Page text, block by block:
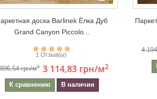
доска Barlinek Ёлка Дуб
Grand Canyon Piccolo...
1 Отзыв(ы)
грн/м2 3 114,83 грн/м2
К сравнению В наличии
4